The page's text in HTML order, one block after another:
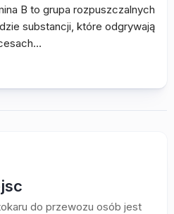
B to grupa rozpuszczalnych
substancji, które odgrywają
do przewozu osób jest